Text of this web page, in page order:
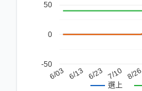
選上
6/03 6/13 6/23 7/10 8/26
-50
0
50